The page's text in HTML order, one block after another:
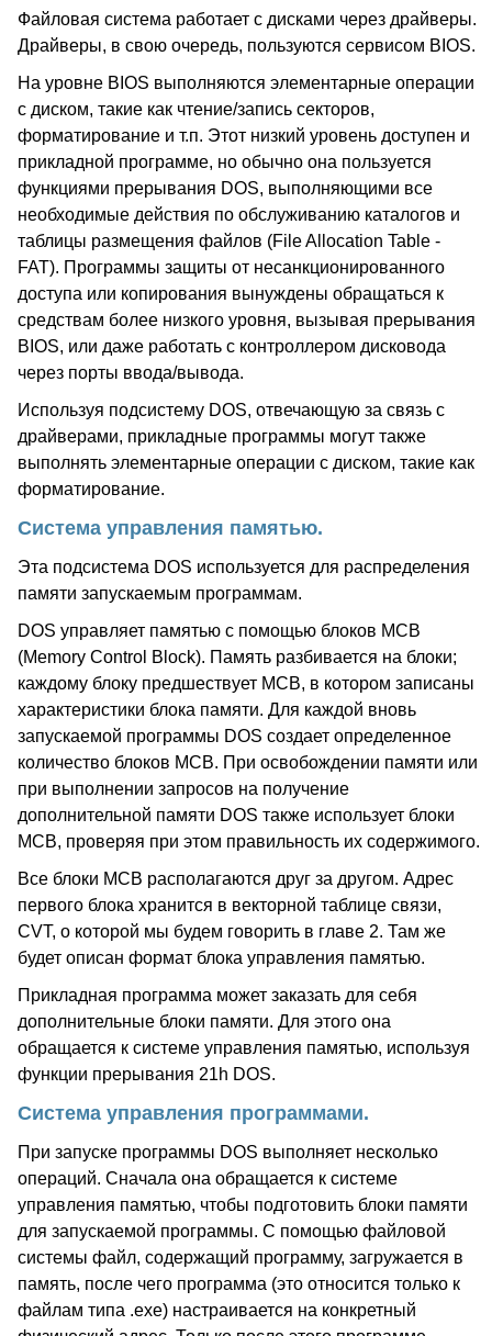
Файловая система работает с дисками через драйверы.
Драйверы, в свою очередь, пользуются сервисом BIOS.
На уровне BIOS выполняются элементарные операции
с диском, такие как чтение/запись секторов,
форматирование и т.п. Этот низкий уровень доступен и
прикладной программе, но обычно она пользуется
функциями прерывания DOS, выполняющими все
необходимые действия по обслуживанию каталогов и
таблицы размещения файлов (File Allocation Table -
FAT). Программы защиты от несанкционированного
доступа или копирования вынуждены обращаться к
средствам более низкого уровня, вызывая прерывания
BIOS, или даже работать с контроллером дисковода
через порты ввода/вывода.
Используя подсистему DOS, отвечающую за связь с
драйверами, прикладные программы могут также
выполнять элементарные операции с диском, такие как
форматирование.
Система управления памятью.
Эта подсистема DOS используется для распределения
памяти запускаемым программам.
DOS управляет памятью с помощью блоков MCB
(Memory Control Block). Память разбивается на блоки;
каждому блоку предшествует MCB, в котором записаны
характеристики блока памяти. Для каждой вновь
запускаемой программы DOS создает определенное
количество блоков MCB. При освобождении памяти или
при выполнении запросов на получение
дополнительной памяти DOS также использует блоки
MCB, проверяя при этом правильность их содержимого.
Все блоки MCB располагаются друг за другом. Адрес
первого блока хранится в векторной таблице связи,
CVT, о которой мы будем говорить в главе 2. Там же
будет описан формат блока управления памятью.
Прикладная программа может заказать для себя
дополнительные блоки памяти. Для этого она
обращается к системе управления памятью, используя
функции прерывания 21h DOS.
Система управления программами.
При запуске программы DOS выполняет несколько
операций. Сначала она обращается к системе
управления памятью, чтобы подготовить блоки памяти
для запускаемой программы. С помощью файловой
системы файл, содержащий программу, загружается в
память, после чего программа (это относится только к
файлам типа .exe) настраивается на конкретный